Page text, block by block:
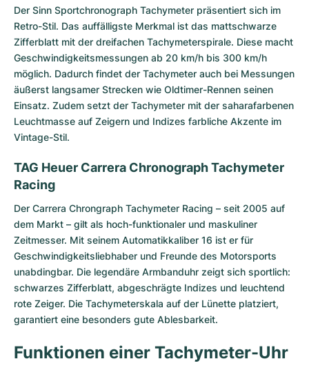
Der Sinn Sportchronograph Tachymeter präsentiert sich im
Retro-Stil. Das auffälligste Merkmal ist das mattschwarze
Zifferblatt mit der dreifachen Tachymeterspirale. Diese macht
Geschwindigkeitsmessungen ab 20 km/h bis 300 km/h
möglich. Dadurch findet der Tachymeter auch bei Messungen
äußerst langsamer Strecken wie Oldtimer-Rennen seinen
Einsatz. Zudem setzt der Tachymeter mit der sahara­farbenen
Leuchtmasse auf Zeigern und Indizes farbliche Akzente im
Vintage-Stil.
TAG Heuer Carrera Chronograph Tachymeter
Racing
Der Carrera Chrongraph Tachymeter Racing – seit 2005 auf
dem Markt – gilt als hoch-funktionaler und maskuliner
Zeitmesser. Mit seinem Automatikkaliber 16 ist er für
Geschwindigkeitsliebhaber und Freunde des Motorsports
unabdingbar. Die legendäre Armbanduhr zeigt sich sportlich:
schwarzes Zifferblatt, abgeschrägte Indizes und leuchtend
rote Zeiger. Die Tachymeterskala auf der Lünette platziert,
garantiert eine besonders gute Ablesbarkeit.
Funktionen einer Tachymeter-Uhr